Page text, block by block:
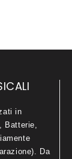
in
Batterie,
Da